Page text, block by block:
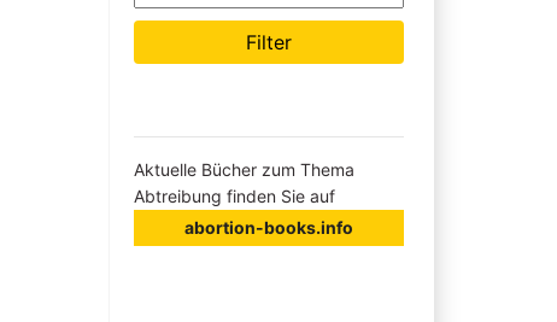
Aktuelle Bücher zum Thema
Abtreibung finden Sie auf
abortion-books.info